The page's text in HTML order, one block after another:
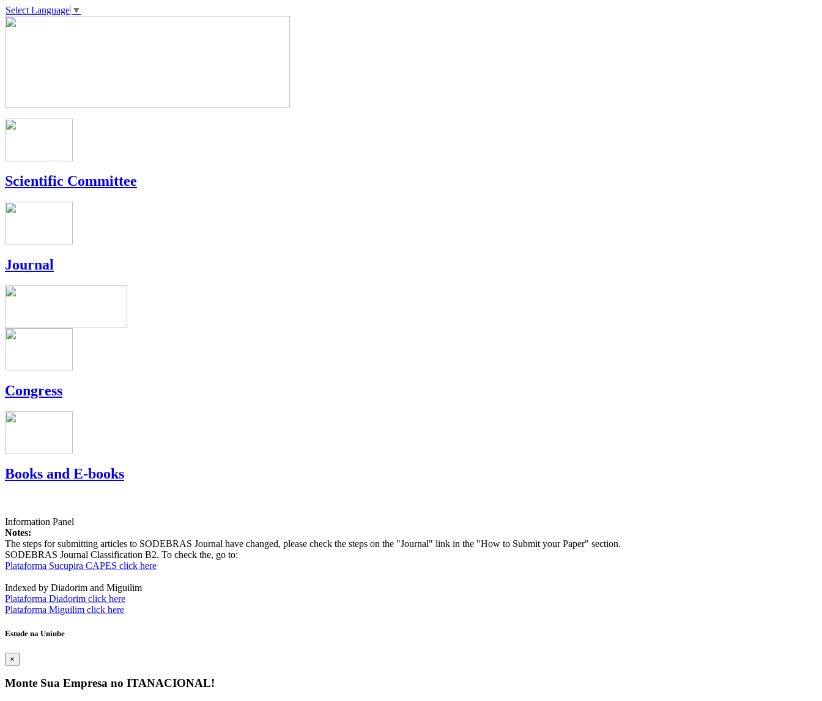
Select Language ▼
Scientific Committee
Journal
Congress
Books and E-books
Information Panel
Notes:
The steps for submitting articles to SODEBRAS Journal have changed, please check the steps on the "Journal" link in the "How to Submit your Paper" section.
SODEBRAS Journal Classification B2. To check the, go to:
Plataforma Sucupira CAPES click here
Indexed by Diadorim and Miguilim
Plataforma Diadorim click here
Plataforma Miguilim click here
Estude na Uniube
×
Monte Sua Empresa no ITANACIONAL!